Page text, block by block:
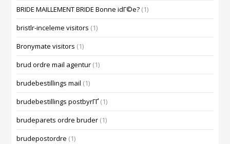
BRIDE MAILLEMENT BRIDE Bonne idГ©e? (1)
bristlr-inceleme visitors (1)
Bronymate visitors (1)
brud ordre mail agentur (1)
brudebestillings mail (1)
brudebestillings postbyrГҐ (1)
brudeparets ordre bruder (1)
brudepostordre (1)